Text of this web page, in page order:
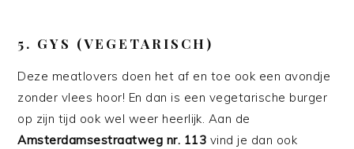
5. GYS (VEGETARISCH)
Deze meatlovers doen het af en toe ook een avondje
zonder vlees hoor! En dan is een vegetarische burger
op zijn tijd ook wel weer heerlijk. Aan de
Amsterdamsestraatweg nr. 113 vind je dan ook